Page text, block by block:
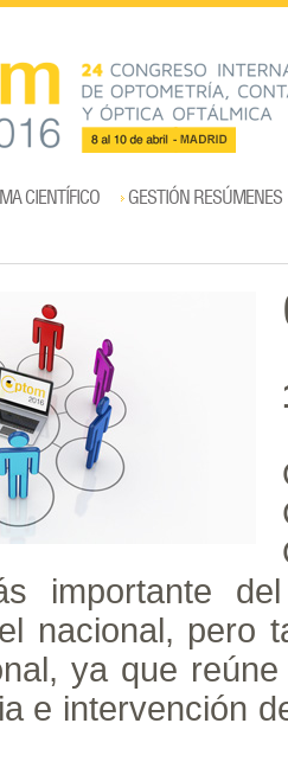
CIENTÍFICO GESTIÓN RESÚMENES
importante
nacional, pero
ya que
e intervención